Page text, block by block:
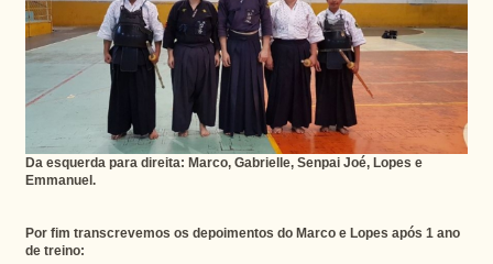
Da esquerda para direita: Marco, Gabrielle, Senpai Joé, Lopes e
Emmanuel.
Por fim transcrevemos os depoimentos do Marco e Lopes após 1 ano
de treino: